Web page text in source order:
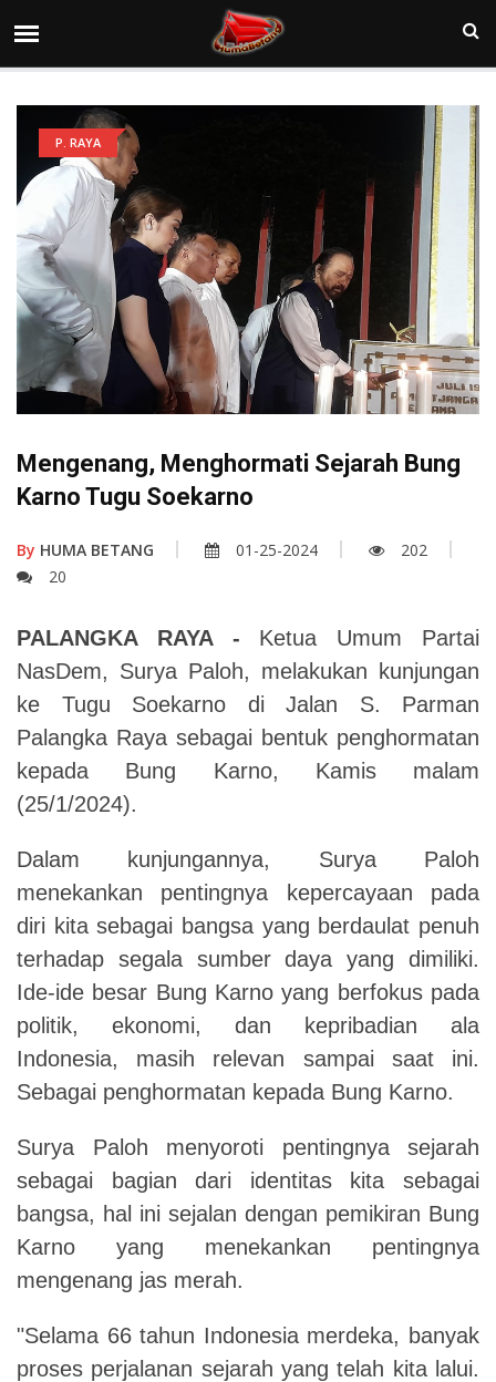
P. RAYA
Mengenang, Menghormati Sejarah Bung
Karno Tugu Soekarno
By HUMA BETANG 01-25-2024
202
20
PALANGKA RAYA - Ketua Umum Partai
NasDem, Surya Paloh, melakukan kunjungan
ke Tugu Soekarno di Jalan S. Parman
Palangka Raya sebagai bentuk penghormatan
kepada Bung Karno, Kamis malam
(25/1/2024).
Dalam kunjungannya, Surya Paloh
menekankan pentingnya kepercayaan pada
diri kita sebagai bangsa yang berdaulat penuh
terhadap segala sumber daya yang dimiliki.
Ide-ide besar Bung Karno yang berfokus pada
politik, ekonomi, dan kepribadian ala
Indonesia, masih relevan sampai saat ini.
Sebagai penghormatan kepada Bung Karno.
Surya Paloh menyoroti pentingnya sejarah
sebagai bagian dari identitas kita sebagai
bangsa, hal ini sejalan dengan pemikiran Bung
Karno yang menekankan pentingnya
mengenang jas merah.
"Selama 66 tahun Indonesia merdeka, banyak
proses perjalanan sejarah yang telah kita lalui.